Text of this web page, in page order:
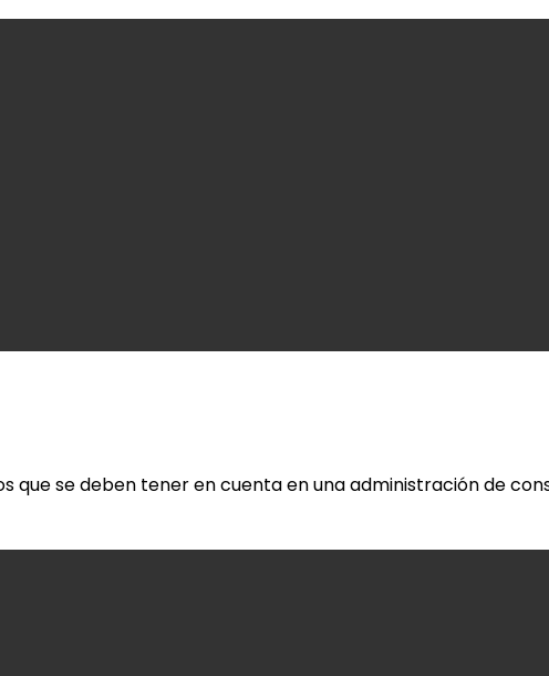
que se deben tener en cuenta en una administración de